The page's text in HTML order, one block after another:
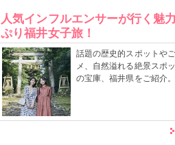
人気インフルエンサーが行く魅
ぷり福井女子旅！
話題の歴史的スポットや
メ、自然溢れる絶景スポ
の宝庫、福井県をご紹介。